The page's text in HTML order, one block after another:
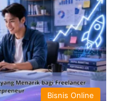
Bisnis Online